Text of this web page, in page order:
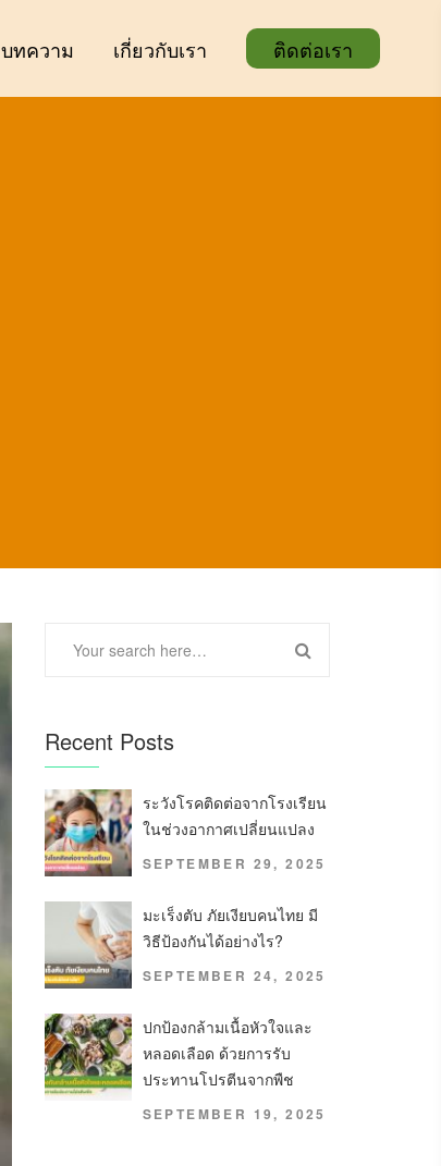
บทความ เกี่ยวกับเรา ติดต่อเรา
Recent Posts
ระวังโรคติดต่อจากโรงเรียน
ในช่วงอากาศเปลี่ยนแปลง
SEPTEMBER 29, 2025
มะเร็งตับ ภัยเงียบคนไทย มี
วิธีป้องกันได้อย่างไร?
SEPTEMBER 24, 2025
ปกป้องกล้ามเนื้อหัวใจและ
หลอดเลือด ด้วยการรับ
ประทานโปรตีนจากพืช
SEPTEMBER 19, 2025